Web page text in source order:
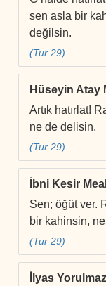
sen asla bir
değilsin.
(Tur 29)
Hüseyin Atay
Artık hatırlat!
ne de delisin.
(Tur 29)
İbni Kesir
Sen; öğüt ver.
bir kahinsin,
(Tur 29)
İlyas